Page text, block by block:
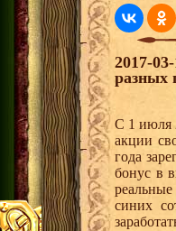
2017-
разных
С 1 июля
акции
года
бонус в
синих